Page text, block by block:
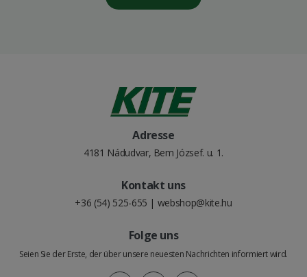
Adresse
4181 Nádudvar, Bem József. u. 1.
Kontakt uns
+36 (54) 525-655 | webshop@kite.hu
Folge uns
Seien Sie der Erste, der über unsere neuesten Nachrichten informiert wird.